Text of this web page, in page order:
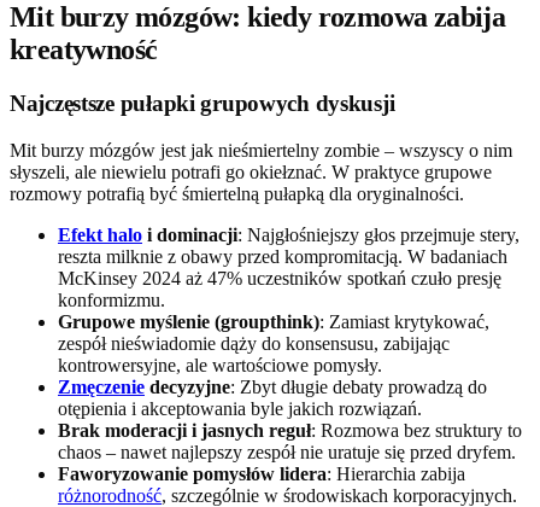
Mit burzy mózgów: kiedy rozmowa zabija
kreatywność
Najczęstsze pułapki grupowych dyskusji
Mit burzy mózgów jest jak nieśmiertelny zombie – wszyscy o nim
słyszeli, ale niewielu potrafi go okiełznać. W praktyce grupowe
rozmowy potrafią być śmiertelną pułapką dla oryginalności.
Efekt halo i dominacji: Najgłośniejszy głos przejmuje stery,
reszta milknie z obawy przed kompromitacją. W badaniach
McKinsey 2024 aż 47% uczestników spotkań czuło presję
konformizmu.
Grupowe myślenie (groupthink): Zamiast krytykować,
zespół nieświadomie dąży do konsensusu, zabijając
kontrowersyjne, ale wartościowe pomysły.
Zmęczenie decyzyjne: Zbyt długie debaty prowadzą do
otępienia i akceptowania byle jakich rozwiązań.
Brak moderacji i jasnych reguł: Rozmowa bez struktury to
chaos – nawet najlepszy zespół nie uratuje się przed dryfem.
Faworyzowanie pomysłów lidera: Hierarchia zabija
różnorodność, szczególnie w środowiskach korporacyjnych.